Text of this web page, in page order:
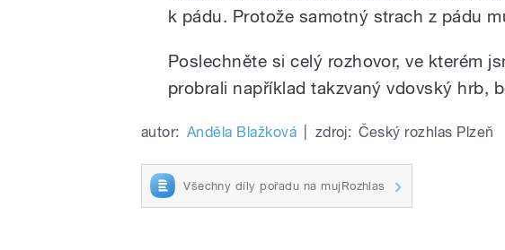
k pádu. Protože samotný strach z pádu
Poslechněte si celý rozhovor, ve kterém
probrali například takzvaný vdovský hrb,
autor: Anděla Blažková zdroj: Český rozhlas Plzeň
Všechny díly pořadu na mujRozhlas